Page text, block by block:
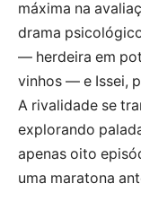
máxima na
drama
— herdeira em
vinhos — e Issei,
A rivalidade se
explorando
apenas oito
uma maratona